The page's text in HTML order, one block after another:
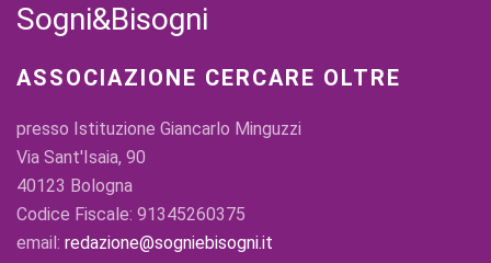
Sogni&Bisogni
ASSOCIAZIONE CERCARE OLTRE
presso Istituzione Giancarlo Minguzzi
Via Sant'Isaia, 90
40123 Bologna
Codice Fiscale: 91345260375
email: redazione@sogniebisogni.it